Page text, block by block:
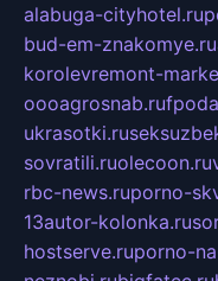
alabuga-cityhotel.ru
bud-em-znakomye.ru
korolevremont-
oooagrosnab.ru
ukrasotki.ru
sovratili.ruolecoon.ru
rbc-news.ruporno-
13autor-kolonka.ru
hostserve.ruporno-